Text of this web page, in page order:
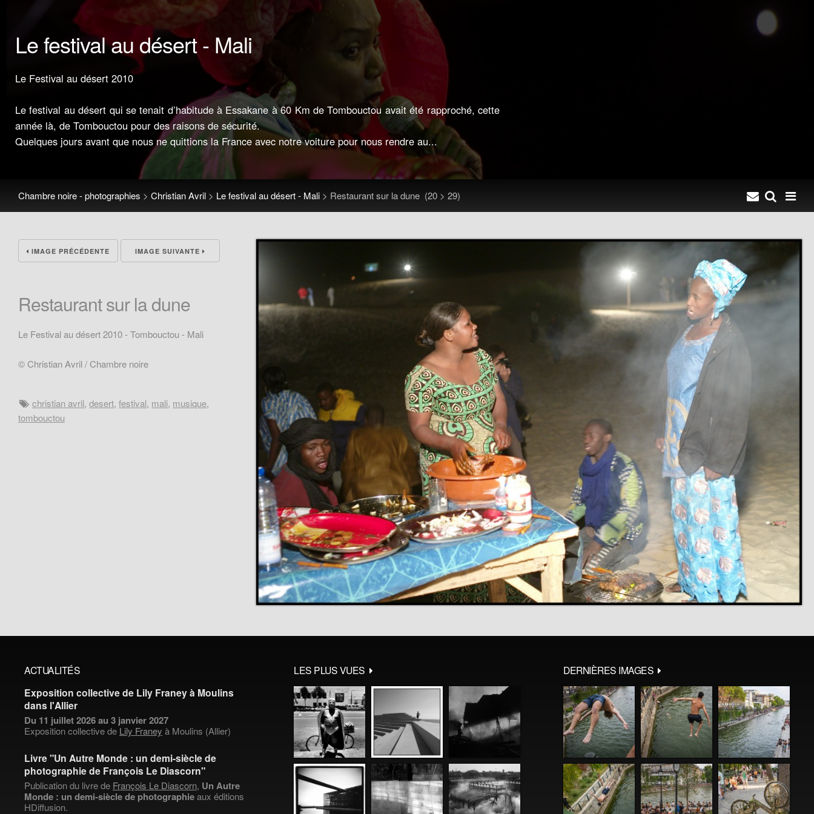
Le festival au désert - Mali
Le Festival au désert 2010
Le festival au désert qui se tenait d’habitude à Essakane à 60 Km de Tombouctou avait été rapproché, cette
année là, de Tombouctou pour des raisons de sécurité.
Quelques jours avant que nous ne quittions la France avec notre voiture pour nous rendre au...
Chambre noire - photographies > Christian Avril > Le festival au désert - Mali > Restaurant sur la dune (20 > 29)
IMAGE PRÉCÉDENTE IMAGE SUIVANTE
Restaurant sur la dune
Le Festival au désert 2010 - Tombouctou - Mali
© Christian Avril / Chambre noire
christian avril,desert,festival, mali, musique,
tombouctou
ACTUALITÉS
Exposition collective de Lily Franey à Moulins
dans l'Allier
Du 11 juillet 2026 au 3 janvier 2027
Exposition collective de Lily Franey à Moulins (Allier)
Livre "Un Autre Monde : un demi-siècle de
photographie de François Le Diascorn"
Publication du livre de François Le Diascorn, Un Autre
Monde : un demi-siècle de photographieaux éditions
HDiffusion.
LES PLUS VUES DERNIÈRES IMAGES